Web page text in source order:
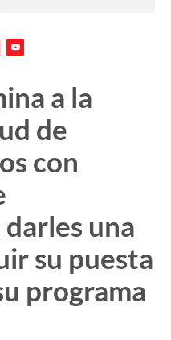
a la
de
con
una
su puesta
programa